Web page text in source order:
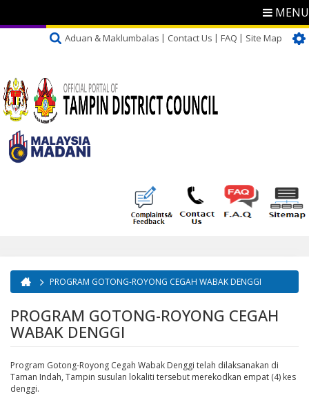
MENU
Aduan & Maklumbalas Contact Us FAQ Site Map
You are here
PROGRAM GOTONG-ROYONG CEGAH WABAK DENGGI
PROGRAM GOTONG-ROYONG CEGAH
WABAK DENGGI
Program Gotong-Royong Cegah Wabak Denggi telah dilaksanakan di
Taman Indah, Tampin susulan lokaliti tersebut merekodkan empat (4) kes
denggi.